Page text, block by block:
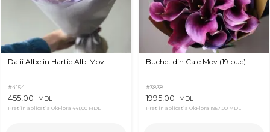
Dalii Albe in Hartie Alb-Mov
#4154
455,00 MDL
Pret in aplicatia OkFlora 441,00 MDL
Buchet din Cale Mov (19 buc)
#3838
1995,00 MDL
Pret in aplicatia OkFlora 1957,00 MDL